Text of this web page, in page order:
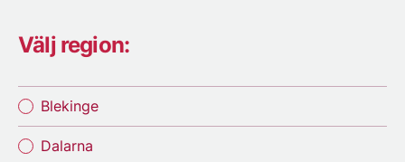
Välj region:
Blekinge
Dalarna